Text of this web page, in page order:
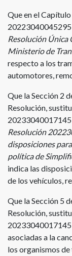
Que en el
20223040045295
Resolución Única
Ministerio de
respecto a los
automotores,
Que la Sección 2
Resolución,
20233040017145
Resolución
disposiciones
política de
indica las
de los vehículos,
Que la Sección 5
Resolución,
20233040017145
asociadas a la
los organismos